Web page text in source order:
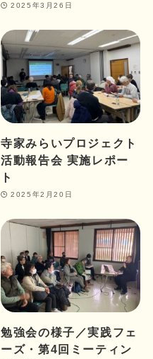
2025年3月26日
寺家みらいプロジェクト
活動報告会 実施レポー
ト
2025年2月20日
勉強会の様子／実践フェ
ーズ・第4回ミーティン